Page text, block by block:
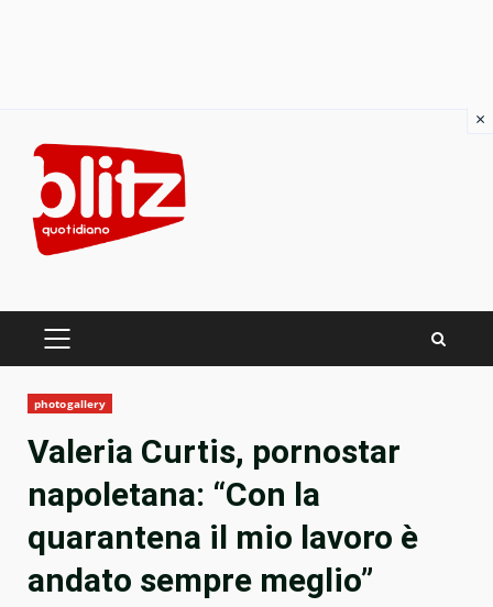
content
PRIMARY
photogallery
Valeria Curtis, pornostar
napoletana: “Con la
quarantena il mio lavoro è
andato sempre meglio”
×